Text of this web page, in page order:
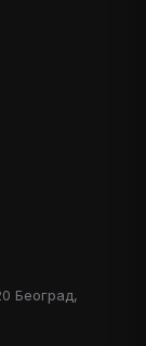
Београд,